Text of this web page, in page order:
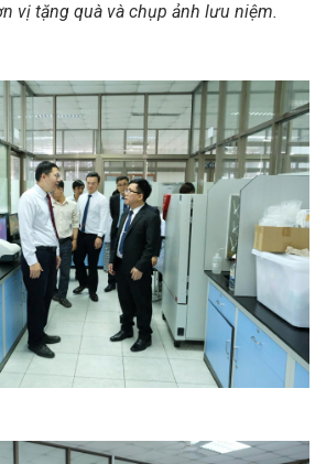
vị tặng quà và chụp ảnh lưu niệm.